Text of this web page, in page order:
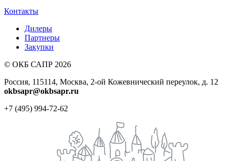
Контакты
Дилеры
Партнеры
Закупки
© ОКБ САПР 2026
Россия, 115114, Москва, 2-ой Кожевнический переулок, д. 12
okbsapr@okbsapr.ru
+7 (495) 994-72-62